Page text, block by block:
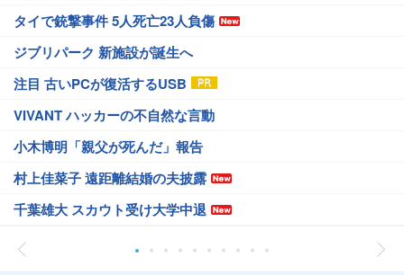
タイで銃撃事件 5人死亡23人負傷
ジブリパーク 新施設が誕生へ
注目 古いPCが復活するUSB
VIVANT ハッカーの不自然な言動
小木博明「親父が死んだ」報告
村上佳菜子 遠距離結婚の夫披露
千葉雄大 スカウト受け大学中退